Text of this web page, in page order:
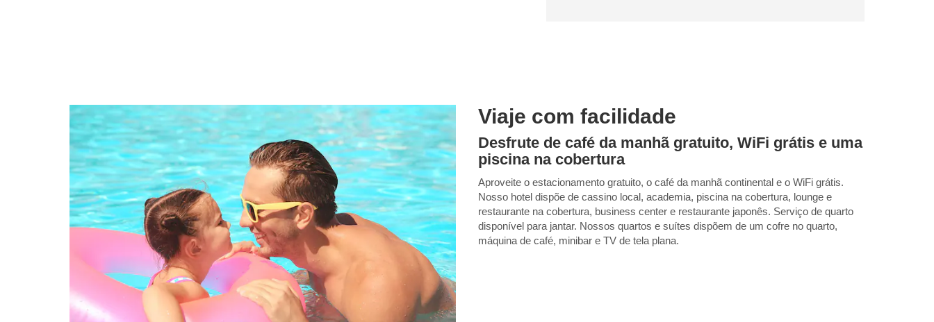
Viaje com facilidade
Desfrute de café da manhã gratuito, WiFi grátis e uma
piscina na cobertura
Aproveite o estacionamento gratuito, o café da manhã continental e o WiFi grátis.
Nosso hotel dispõe de cassino local, academia, piscina na cobertura, lounge e
restaurante na cobertura, business center e restaurante japonês. Serviço de quarto
disponível para jantar. Nossos quartos e suítes dispõem de um cofre no quarto,
máquina de café, minibar e TV de tela plana.